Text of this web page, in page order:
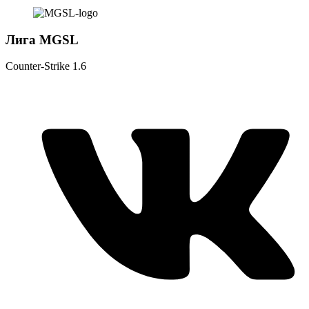
Лига MGSL
Counter-Strike 1.6